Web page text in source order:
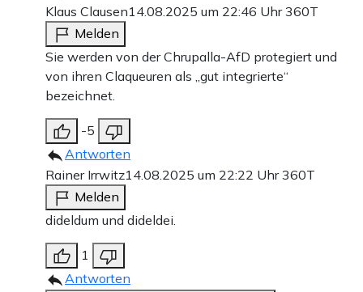
Klaus Clausen14.08.2025 um 22:46 Uhr360T
Melden
Sie werden von der Chrupalla-AfD protegiert und
von ihren Claqueuren als „gut integrierte“
bezeichnet.
-5
Antworten
Rainer Irrwitz14.08.2025 um 22:22 Uhr360T
Melden
dideldum und dideldei.
1
Antworten